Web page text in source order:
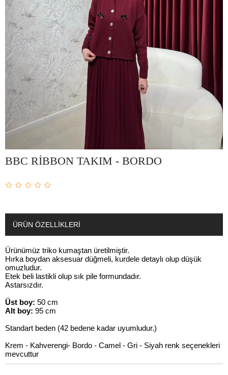
BBC RİBBON TAKIM - BORDO
ÜRÜN ÖZELLIKLERI
Ürünümüz triko kumaştan üretilmiştir.
Hırka boydan aksesuar düğmeli, kurdele detaylı olup düşük
omuzludur.
Etek beli lastikli olup sık pile formundadır.
Astarsızdır.
Üst boy: 50 cm
Alt boy: 95 cm
Standart beden (42 bedene kadar uyumludur.)
Krem - Kahverengi- Bordo - Camel - Gri - Siyah renk seçenekleri
mevcuttur